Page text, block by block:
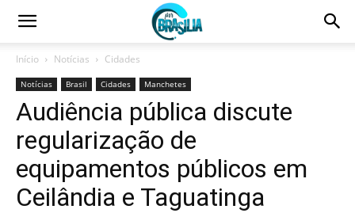
Início Notícias Cidades
Notícias Brasil Cidades Manchetes
Audiência pública discute
regularização de
equipamentos públicos em
Ceilândia e Taguatinga